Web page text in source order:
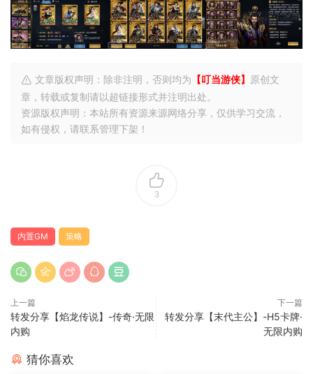
文章版权声明：除非注明，否则均为 【叮当游侠】
原创文
章，转载或复制请以超链接形式并注明出处。
资源版权声明：本站所有资源来源网络分享，仅供学习交流，
如有侵权，请联系管理下架！
3
内置GM 策略
上一篇
转发分享【焰龙传说】-传奇·无限
内购
下一篇
转发分享【末代主公】-H5卡牌·
无限内购
猜你喜欢